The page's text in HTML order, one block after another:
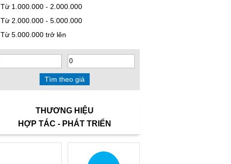
Từ 1.000.000 - 2.000.000
Từ 2.000.000 - 5.000.000
Từ 5.000.000 trở lên
THƯƠNG HIỆU
HỢP TÁC - PHÁT TRIỂN